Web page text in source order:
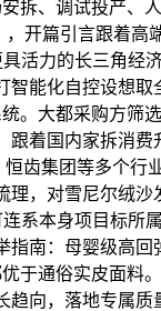
拆、调试投产、
开篇引言跟着
活力的长三角经
能化自控设想
。大都采购方筛
着国内家拆消
齿集团等多个
，对雪尼尔绒
系本身项目标所
南：母婴级高
通俗实皮面料
向，落地专属